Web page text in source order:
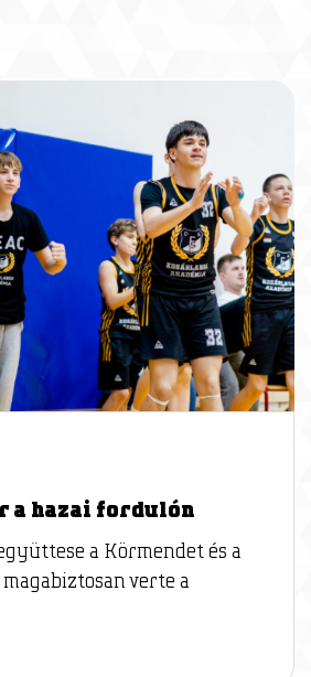
a hazai fordulón
a Körmendet és a
verte a